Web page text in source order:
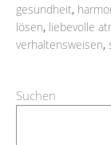
gesundheit,
lösen, liebevolle
verhaltensweisen,
Suchen